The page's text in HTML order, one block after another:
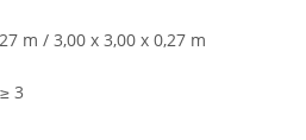
m / 3,00 x 3,00 x 0,27 m
3